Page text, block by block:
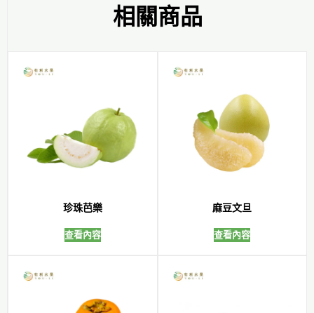
相關商品
珍珠芭樂
查看內容
麻豆文旦
查看內容